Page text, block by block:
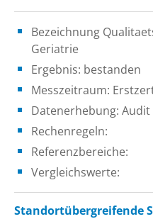
Bezeichnung
Geriatrie
Ergebnis: bestanden
Messzeitraum:
Datenerhebung: Audit
Rechenregeln:
Referenzbereiche:
Vergleichswerte:
Standortübergreifende